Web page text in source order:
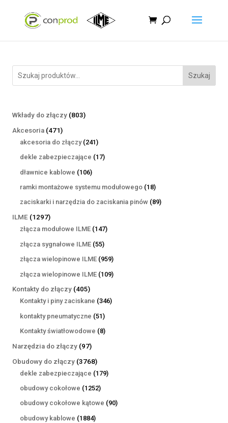
Szukaj
Wkłady do złączy 803803
Akcesoria 471471
produktów
akcesoria do złączy 241241
produktów
dekle zabezpieczające 1717
dławnice kablowe 106106
produktów
ramki montażowe systemu modułowego 1818
produktów
zaciskarki i narzędzia do zaciskania pinów 8989
ILME 12971297
produktów
złącza modułowe ILME 147147
złącza sygnałowe ILME 5555
produktów
złącza wielopinowe ILME 959959
produktów
złącza wielopinowe ILME 109109
Kontakty do złączy 405405
produktów
Kontakty i piny zaciskane 346346
kontakty pneumatyczne 5151
produktów
Kontakty światłowodowe 88
Narzędzia do złączy 9797
produktów
Obudowy do złączy 37683768
produktów
dekle zabezpieczające 179179
obudowy cokołowe 12521252
produkty
obudowy cokołowe kątowe 9090
obudowy kablowe 18841884